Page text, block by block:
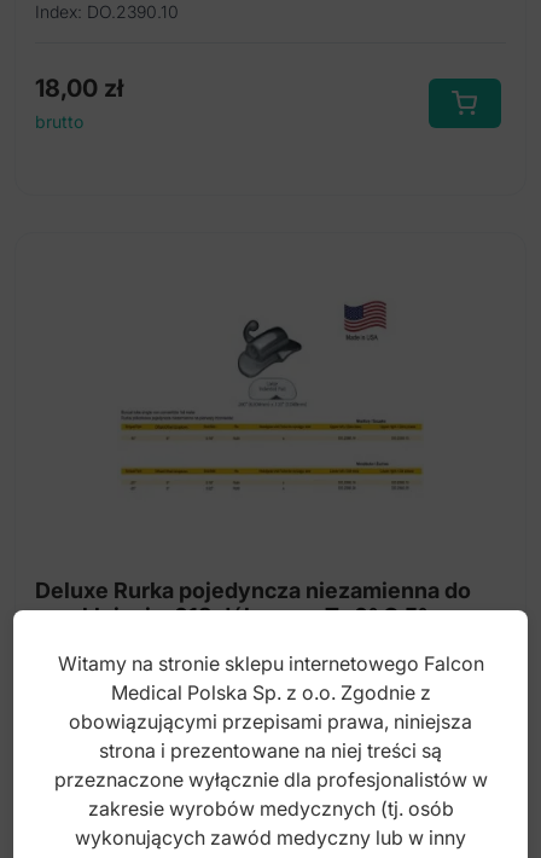
Index: DO.2390.10
18,00 zł
brutto
Deluxe Rurka pojedyncza niezamienna do
przyklejania .018 dół prawy T -0° O 5°
Index: DO.2390.11
18,00zł
Witamy na stronie sklepu internetowego Falcon
Medical Polska Sp. z o.o. Zgodnie z
obowiązującymi przepisami prawa, niniejsza
strona i prezentowane na niej treści są
przeznaczone wyłącznie dla profesjonalistów w
zakresie wyrobów medycznych (tj. osób
wykonujących zawód medyczny lub w inny